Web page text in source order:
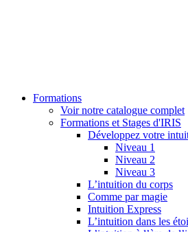
Formations
Voir notre catalogue complet
Formations et Stages d'IRIS
Développez votre
Niveau 1
Niveau 2
Niveau 3
L’intuition du corps
Comme par magie
Intuition Express
L’intuition dans les